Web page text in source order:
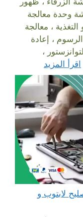
وحدة معالجة
، معالجة
، إعادة
،
اقرأ المزيد
الزور 65511033 تصليح لابتوب و